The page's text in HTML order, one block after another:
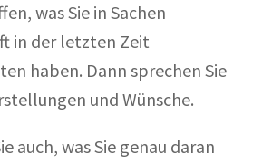
was Sie in Sachen
in der letzten Zeit
haben. Dann sprechen Sie
und Wünsche.
auch, was Sie genau daran